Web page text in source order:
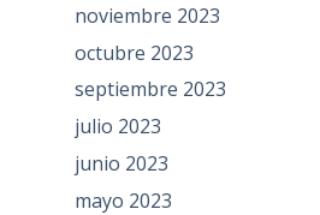
noviembre 2023
octubre 2023
septiembre 2023
julio 2023
junio 2023
mayo 2023